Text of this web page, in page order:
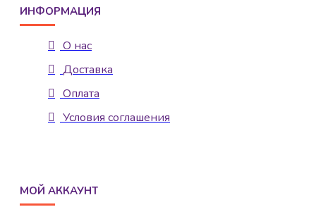
ИНФОРМАЦИЯ
О нас
Доставка
Оплата
Условия соглашения
МОЙ АККАУНТ